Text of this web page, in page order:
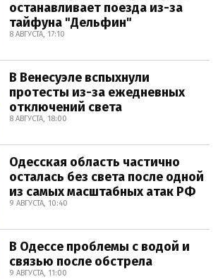
останавливает поезда из-за
тайфуна "Дельфин"
8 АВГУСТА, 17:10
В Венесуэле вспыхнули
протесты из-за ежедневных
отключений света
8 АВГУСТА, 18:00
Одесская область частично
осталась без света после одной
из самых масштабных атак РФ
9 АВГУСТА, 10:40
В Одессе проблемы с водой и
связью после обстрела
9 АВГУСТА, 11:00